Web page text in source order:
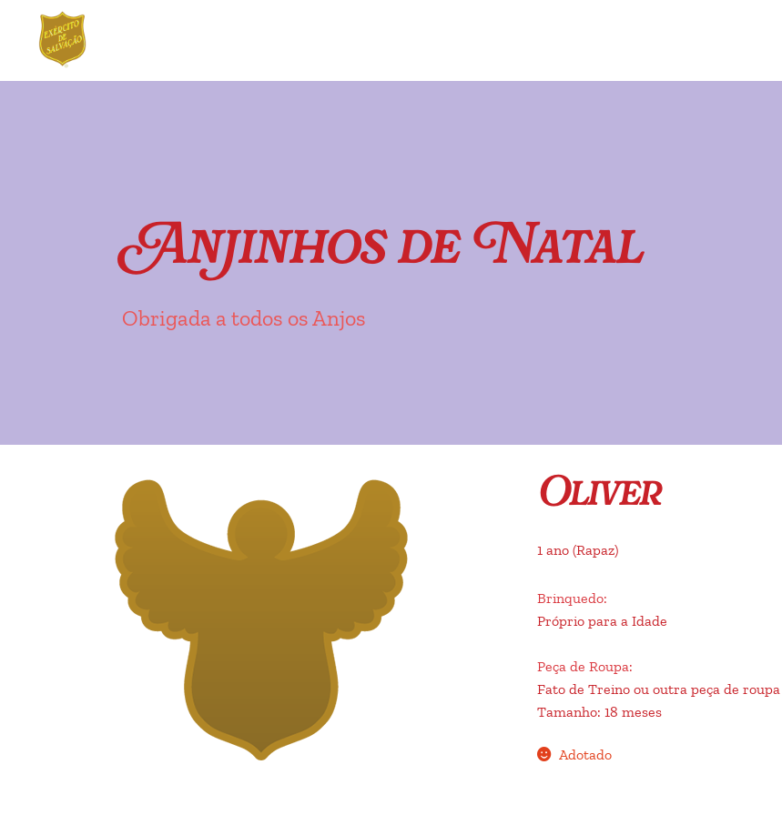
navegação
conteúdo
Anjinhos de Natal
Obrigada a todos os Anjos
Oliver
1 ano (Rapaz)
Brinquedo:
Próprio para a Idade
Peça de Roupa:
Fato de Treino ou outra peça de roupa
Tamanho: 18 meses
Adotado